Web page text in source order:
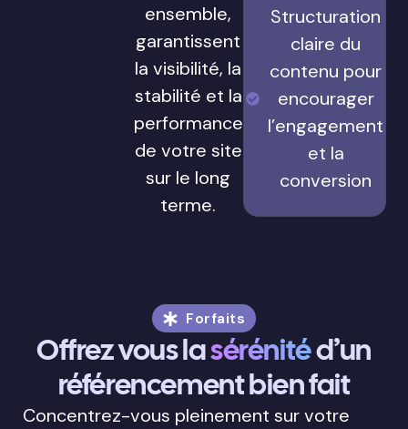
ensemble,
garantissent
la visibilité, la
stabilité et la
performance
de votre site
sur le long
terme.
Structuration
claire du
contenu pour
encourager
l’engagement
et la
conversion
Forfaits
Offrez vous lasérénitéd’un
référencement bien fait
Concentrez-vous pleinement sur votre